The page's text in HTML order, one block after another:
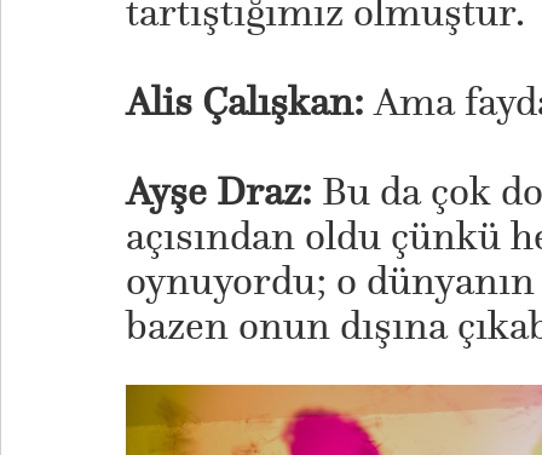
tartıştığımız olmuştur.
Alis Çalışkan:Ama
Ayşe Draz: Bu da çok
açısından oldu çünkü
oynuyordu; o
bazen onun dışına